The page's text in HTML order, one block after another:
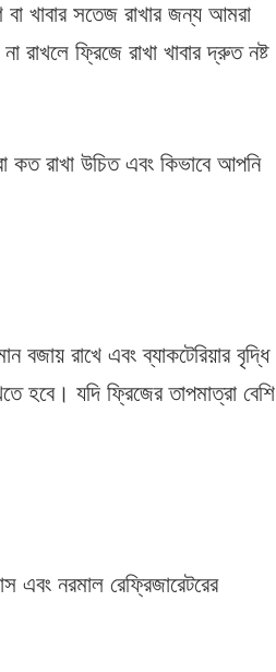
বা খাবার সতেজ রাখার জন্য আমরা
রাখলে ফ্রিজে রাখা খাবার দ্রুত নষ্ট
কত রাখা উচিত এবং কিভাবে আপনি
বজায় রাখে এবং ব্যাকটেরিয়ার বৃদ্ধি
হবে। যদি ফ্রিজের তাপমাত্রা বেশি
এবং নরমাল রেফ্রিজারেটরের